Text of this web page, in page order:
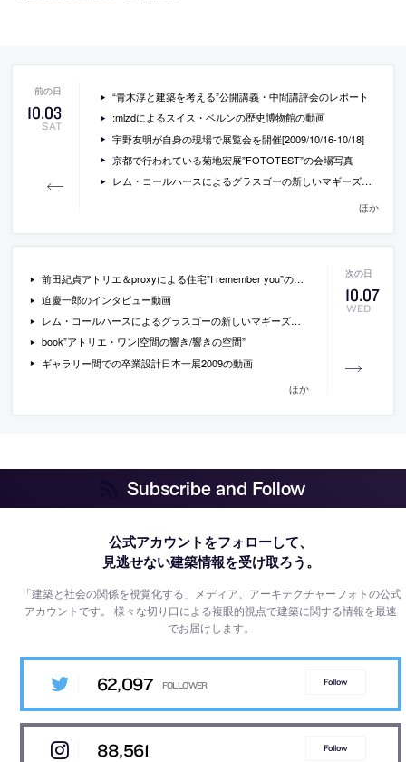
10.03
SAT
“青木淳と建築を考える”公開講義・中間講評会のレポート
:mlzdによるスイス・ベルンの歴史博物館の動画
宇野友明が自身の現場で展覧会を開催[2009/10/16-10/18]
京都で行われている菊地宏展”FOTOTEST”の会場写真
レム・コールハースによるグラスゴーの新しいマギーズ・センター
ほか
10.07
WED
前田紀貞アトリエ＆proxyによる住宅”I remember you”のオープンハウスが開催[2009/10/11]
迫慶一郎のインタビュー動画
レム・コールハースによるグラスゴーの新しいマギーズ・センター
book”アトリエ・ワン|空間の響き/響きの空間”
ギャラリー間での卒業設計日本一展2009の動画
ほか
Subscribe and Follow
公式アカウントをフォローして、
見逃せない建築情報を受け取ろう。
「建築と社会の関係を視覚化する」メディア、アーキテクチャーフォトの公式
アカウントです。様々な切り口による複眼的視点で建築に関する情報を最速
でお届けします。
62,097 Follow
88,561 Follow